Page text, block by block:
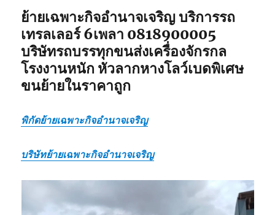
ย้ายเฉพาะกิจอำนาจเจริญบริการรถ
เทรลเลอร์ 6เพลา 0818900005
บริษัทรถบรรทุกขนส่งเครื่องจักรกล
โรงงานหนัก หัวลากหางโลว์เบดพิเศษ
ขนย้ายในราคาถูก
พิกัดย้ายเฉพาะกิจอำนาจเจริญ
บริษัทย้ายเฉพาะกิจอำนาจเจริญ